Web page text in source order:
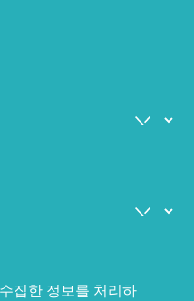
집한 정보를 처리하